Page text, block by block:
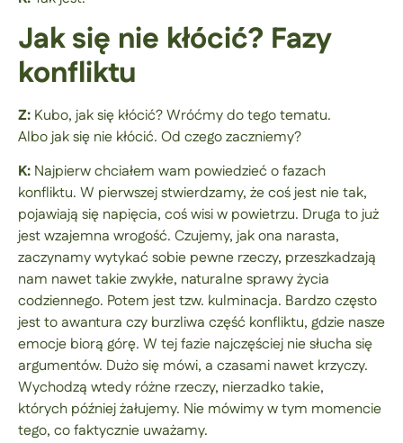
Jak się nie kłócić? Fazy
konfliktu
Z: Kubo, jak się kłócić? Wróćmy do tego tematu.
Albo jak się nie kłócić. Od czego zaczniemy?
K: Najpierw chciałem wam powiedzieć o fazach
konfliktu. W pierwszej stwierdzamy, że coś jest nie tak,
pojawiają się napięcia, coś wisi w powietrzu. Druga to już
jest wzajemna wrogość. Czujemy, jak ona narasta,
zaczynamy wytykać sobie pewne rzeczy, przeszkadzają
nam nawet takie zwykłe, naturalne sprawy życia
codziennego. Potem jest tzw. kulminacja. Bardzo często
jest to awantura czy burzliwa część konfliktu, gdzie nasze
emocje biorą górę. W tej fazie najczęściej nie słucha się
argumentów. Dużo się mówi, a czasami nawet krzyczy.
Wychodzą wtedy różne rzeczy, nierzadko takie,
których później żałujemy. Nie mówimy w tym momencie
tego, co faktycznie uważamy.